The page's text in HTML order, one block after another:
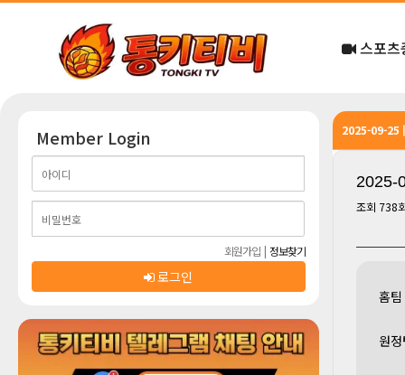
스포츠
2025-09-25
2025-
조회 738
홈팀
원
Member Login
회원가입 | 정보찾기
로그인